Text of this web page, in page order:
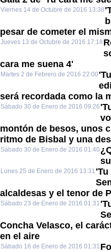
Viernes 14 de Octubre de 2016 13:38
pesar de cometer el
Jueves 13 de Octubre de 2016 17:18
cara me suena 4'
Martes 2 de Febrero de 2016 22:00
será recordada como la
Sábado 30 de Enero de 2016 09:26
montón de besos, unos
ritmo de Bisbal y una
Sábado 30 de Enero de 2016 01:40
Lunes 25 de Enero de 2016 13:31 'Tu
alcaldesas y el tenor de
Sábado 23 de Enero de 2016 01:31
Concha Velasco, el
en el aire
Sábado 16 de Enero de 2016 01:31